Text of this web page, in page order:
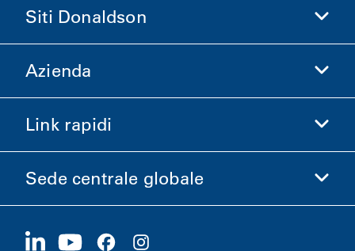
Siti Donaldson
Donaldson Life Sciences
Azienda
Informazioni aziendali
Carriere
Link rapidi
Investitori
Sostenibilità
Sede centrale globale
1400 W 94th Street